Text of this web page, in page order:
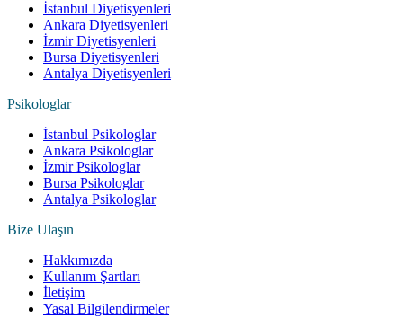
İstanbul Diyetisyenleri
Ankara Diyetisyenleri
İzmir Diyetisyenleri
Bursa Diyetisyenleri
Antalya Diyetisyenleri
Psikologlar
İstanbul Psikologlar
Ankara Psikologlar
İzmir Psikologlar
Bursa Psikologlar
Antalya Psikologlar
Bize Ulaşın
Hakkımızda
Kullanım Şartları
İletişim
Yasal Bilgilendirmeler